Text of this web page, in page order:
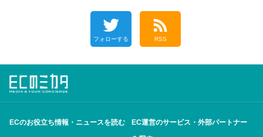
フォローする RSS
ECのお役立ち情報・ニュースを読む
EC運営のサービス・外部パートナー